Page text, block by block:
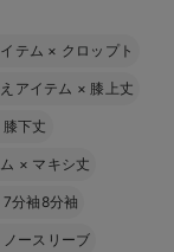
テム × クロップト
アイテム × 膝上丈
膝下丈
× マキシ丈
7分袖8分袖
ノースリーブ